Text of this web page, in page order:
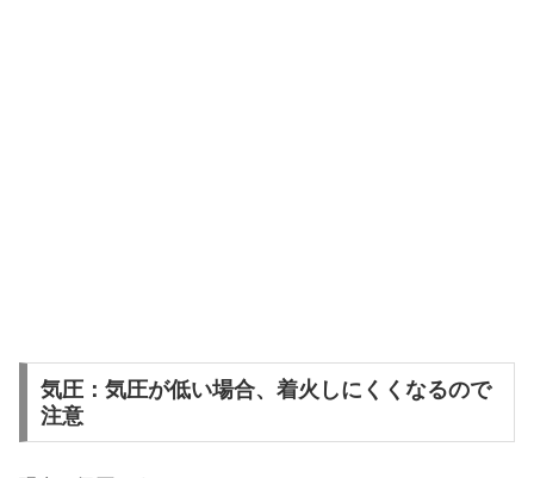
気圧：気圧が低い場合、着火しにくくなるので
注意